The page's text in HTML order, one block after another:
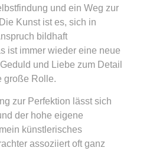
und ein Weg zur
Kunst ist es, sich in
bildhaft
ist immer wieder eine neue
und Liebe zum Detail
große Rolle.
zur Perfektion lässt sich
der hohe eigene
künstlerisches
assoziiert oft ganz